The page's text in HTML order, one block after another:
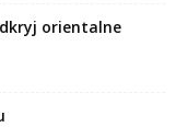
orientalne